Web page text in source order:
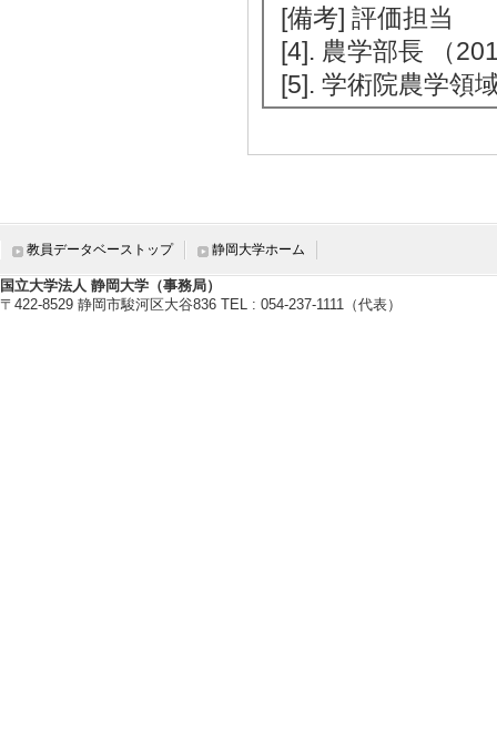
[備考] 評価担当
[4]. 農学部長 （
[5]. 学術院農学領
教員データベーストップ 静岡大学ホーム
国立大学法人 静岡大学（事務局）
〒422-8529 静岡市駿河区大谷836 TEL : 054-237-1111（代表）